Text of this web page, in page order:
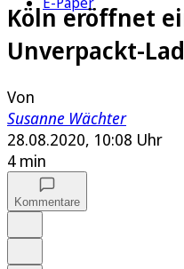
Köln eröffnet
Unverpackt-
Von
Susanne Wächter
28.08.2020, 10:08 Uhr
4 min
Kommentare